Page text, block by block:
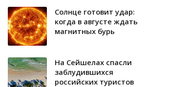
Солнце готовит удар:
когда в августе ждать
магнитных бурь
На Сейшелах спасли
заблудившихся
российских туристов